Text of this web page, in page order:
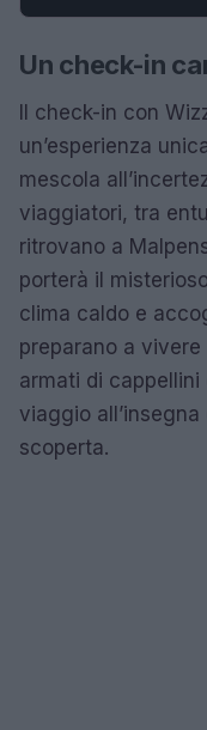
Un check-in
Il check-in con
un’esperienza
mescola
viaggiatori, tra
ritrovano a
porterà il
clima caldo e
preparano a vivere
armati di
viaggio
scoperta.